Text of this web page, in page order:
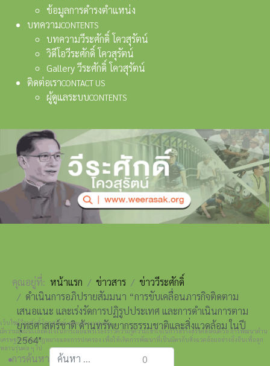
ข้อมูลการดำรงตำแหน่ง
บทความCONTENTS
บทความวีระศักดิ์ โควสุรัตน์
วิดีโอวีระศักดิ์ โควสุรัตน์
Gallery วีระศักดิ์ โควสุรัตน์
ติดต่อเราCONTACT US
ผู้ดูแลระบบCONTENTS
เว็บไซต์วีระศักดิ์ โควสุรัตน์ www.weerasak.org
มีความมุ่งมั่นเเละตั้งใจในการเผยแพร่เรื่องราวความรู้ความเข้าใจในการสร้างสรรค์สังคมด้วย การพัฒนาด้าน
เศรษฐกิจสังคมกฎหมายและการปกครอง เพื่อให้เกิดการพัฒนาที่เป็นมิตรกับสิ่งแวดล้อมอย่างยั่งยืนเพื่อลูก
หลานรุ่นต่อ ๆ ไป
0
คุณอยู่ที่: หน้าแรก ข่าวสาร
ข่าววีระศักดิ์
ดำเนินการอภิปรายสัมมนา “การขับเคลื่อนภารกิจติดตาม
เสนอแนะ และเร่งรัดการปฏิรูปประเทศ และการดำเนินการตาม
ยุทธศาสตร์ชาติ ด้านทรัพยากรธรรมชาติและสิ่งแวดล้อม ในปี
2564"
การค้นหา